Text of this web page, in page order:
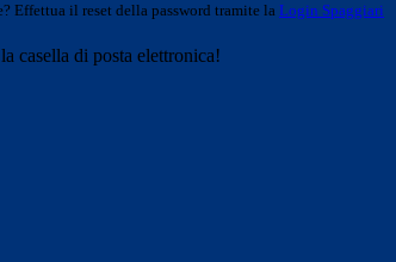
Effettua il reset della password tramite la Login Spaggiari
casella di posta elettronica!